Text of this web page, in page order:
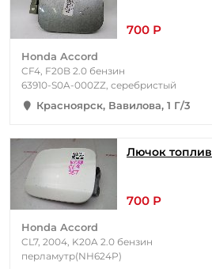
700 Р
Honda Accord
CF4, F20B 2.0 бензин
63910-S0A-000ZZ, серебристый
Красноярск, Вавилова, 1 Г/3
Лючок
700 Р
Honda Accord
CL7, 2004, K20A 2.0 бензин
перламутр(NH624P)